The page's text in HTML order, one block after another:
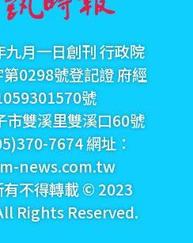
月一日創刊 行政院
0298號登記證 府經
號
市雙溪里雙溪口60號
7674 網址：
news.com.tw
不得轉載 © 2023
Rights Reserved.